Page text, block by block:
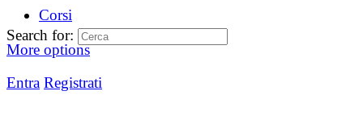
Corsi
More options
Entra Registrati
Search for: